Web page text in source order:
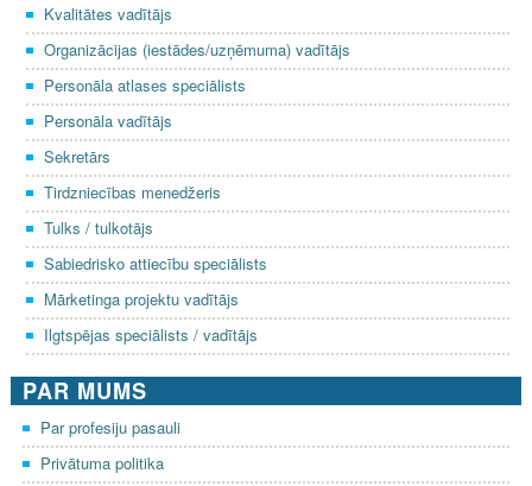
Kvalitātes vadītājs
Organizācijas (iestādes/uzņēmuma) vadītājs
Personāla atlases speciālists
Personāla vadītājs
Sekretārs
Tirdzniecības menedžeris
Tulks / tulkotājs
Sabiedrisko attiecību speciālists
Mārketinga projektu vadītājs
Ilgtspējas speciālists / vadītājs
PAR MUMS
Par profesiju pasauli
Privātuma politika